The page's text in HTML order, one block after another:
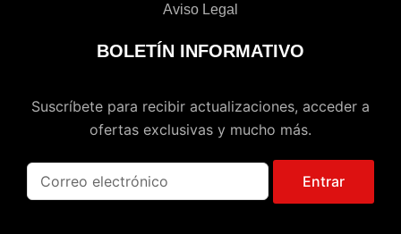
Aviso Legal
BOLETÍN INFORMATIVO
Suscríbete para recibir actualizaciones, acceder a
ofertas exclusivas y mucho más.
Entrar